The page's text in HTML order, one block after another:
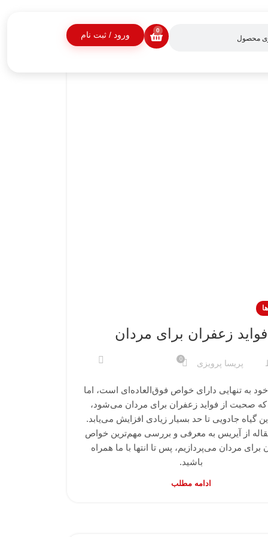
0
ورود / ثبت نام
فواید زعفران برای مردان
پریسا پرویزی 0
به تنهایی دارای خواص فوق‌العاده‌ای است، اما
که صحبت از فواید زعفران برای مردان می‌شود،
گیاه جادویی تا حد بسیار زیادی افزایش می‌یابد.
از آیریس به معرفی و بررسی مهم‌ترین خواص
برای مردان می‌پردازیم، پس تا انتها با ما همراه
باشید.
ادامه مطلب